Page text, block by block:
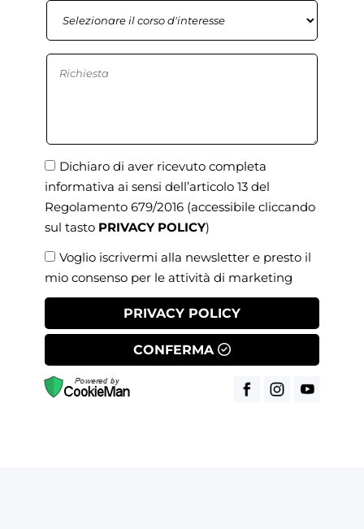
Dichiaro di aver ricevuto completa
informativa ai sensi dell’articolo 13 del
Regolamento 679/2016 (accessibile cliccando
sul tasto PRIVACY POLICY)
Voglio iscrivermi alla newsletter e presto il
mio consenso per le attività di marketing
PRIVACY POLICY
CONFERMA